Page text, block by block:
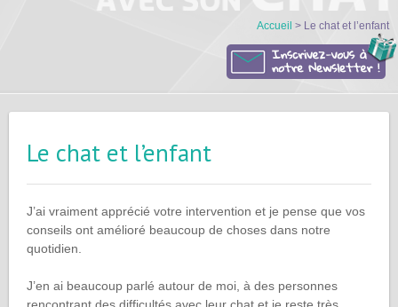
Accueil > Le chat et l’enfant
Le chat et l’enfant
J’ai vraiment apprécié votre intervention et je pense que vos
conseils ont amélioré beaucoup de choses dans notre
quotidien.
J’en ai beaucoup parlé autour de moi, à des personnes
rencontrant des difficultés avec leur chat et je reste très